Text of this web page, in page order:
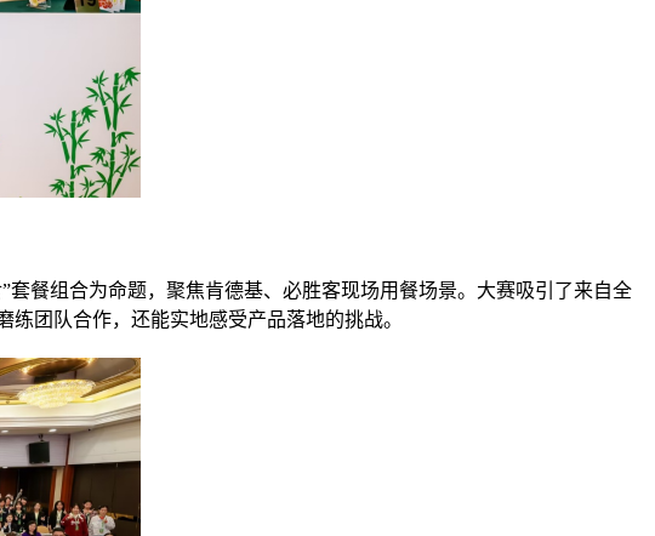
餐组合为命题，聚焦肯德基、必胜客现场用餐场景。大赛吸引了来自全
团队合作，还能实地感受产品落地的挑战。